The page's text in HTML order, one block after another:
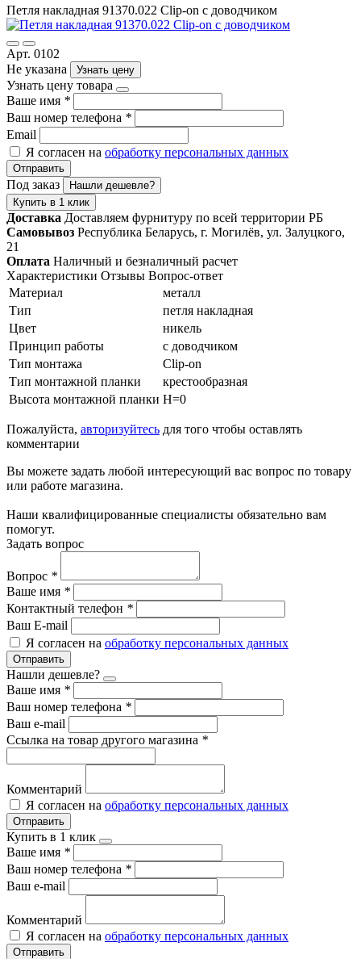
Петля накладная 91370.022 Clip-on с доводчиком
Арт. 0102
Не указана
Узнать цену
Узнать цену товара
Ваше имя *
Ваш номер телефона *
Email
Я согласен на обработку персональных данных
Отправить
Под заказ
Нашли дешевле?
Купить в 1 клик
Доставка Доставляем фурнитуру по всей территории РБ
Самовывоз Республика Беларусь, г. Могилёв, ул. Залуцкого,
21
Оплата Наличный и безналичный расчет
Характеристики Отзывы Вопрос-ответ
Материал
металл
Тип
петля накладная
Цвет
никель
Принцип работы
с доводчиком
Тип монтажа
Clip-on
Тип монтажной планки
крестообразная
Высота монтажной планки H=0
Пожалуйста, авторизуйтесь для того чтобы оставлять
комментарии
Вы можете задать любой интересующий вас вопрос по товару
или работе магазина.
Наши квалифицированные специалисты обязательно вам
помогут.
Задать вопрос
Вопрос *
Ваше имя *
Контактный телефон *
Ваш E-mail
Я согласен на обработку персональных данных
Отправить
Нашли дешевле?
Ваше имя *
Ваш номер телефона *
Ваш e-mail
Ссылка на товар другого магазина *
Комментарий
Я согласен на обработку персональных данных
Отправить
Купить в 1 клик
Ваше имя *
Ваш номер телефона *
Ваш e-mail
Комментарий
Я согласен на обработку персональных данных
Отправить